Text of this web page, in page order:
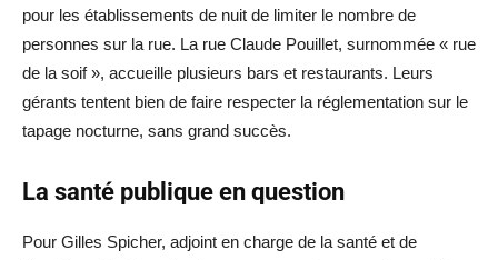
pour les établissements de nuit de limiter le nombre de
personnes sur la rue. La rue Claude Pouillet, surnommée « rue
de la soif », accueille plusieurs bars et restaurants. Leurs
gérants tentent bien de faire respecter la réglementation sur le
tapage nocturne, sans grand succès.
La santé publique en question
Pour Gilles Spicher, adjoint en charge de la santé et de